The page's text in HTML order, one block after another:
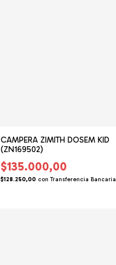
CAMPERA ZIMITH DOSEM KID
(ZN169502)
$135.000,00
$128.250,00 con Transferencia Bancaria